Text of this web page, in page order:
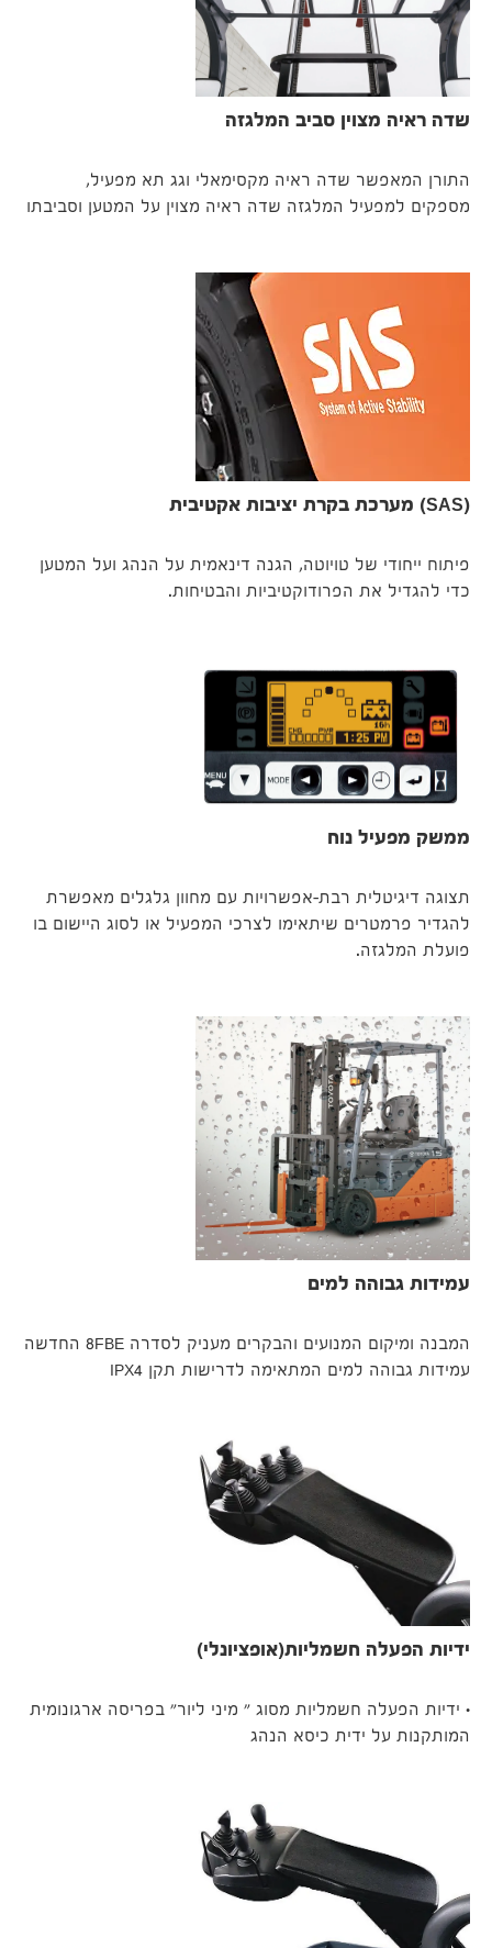
שדה ראיה מצוין סביב המלגזה
התורן המאפשר שדה ראיה מקסימאלי וגג תא מפעיל,
מספקים למפעיל המלגזה שדה ראיה מצוין על המטען וסביבתו
(SAS) מערכת בקרת יציבות אקטיבית
פיתוח ייחודי של טויוטה, הגנה דינאמית על הנהג ועל המטען
כדי להגדיל את הפרודוקטיביות והבטיחות.
ממשק מפעיל נוח
תצוגה דיגיטלית רבת-אפשרויות עם מחוון גלגלים מאפשרת
להגדיר פרמטרים שיתאימו לצרכי המפעיל או לסוג היישום בו
פועלת המלגזה.
עמידות גבוהה למים
המבנה ומיקום המנועים והבקרים מעניק לסדרה 8FBE החדשה
עמידות גבוהה למים המתאימה לדרישות תקן IPX4
ידיות הפעלה חשמליות(אופציונלי)
• ידיות הפעלה חשמליות מסוג " מיני ליור" בפריסה ארגונומית
המותקנות על ידית כיסא הנהג